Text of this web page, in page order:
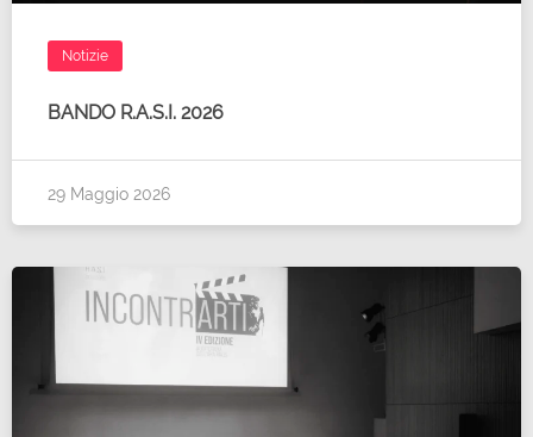
Notizie
BANDO R.A.S.I. 2026
29 Maggio 2026